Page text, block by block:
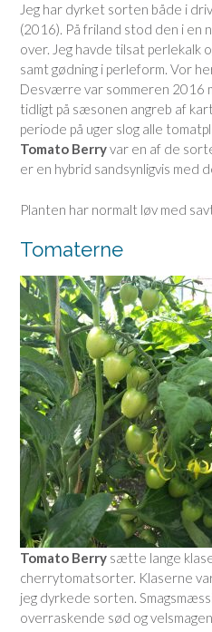
Jeg har dyrket sorten både i
(2016). På friland stod den i en
over. Jeg havde tilsat perlekalk
samt gødning i perleform. Vor
Desværre var sommeren 2016
tidligt på sæsonen angreb af
periode på uger slog alle
Tomato Berryvar en af de
er en hybrid sandsynligvis med
Planten har normalt løv med
Tomaterne
Tomato Berry sætte lange
cherrytomatsorter. Klaserne
jeg dyrkede sorten.
overraskende sød og